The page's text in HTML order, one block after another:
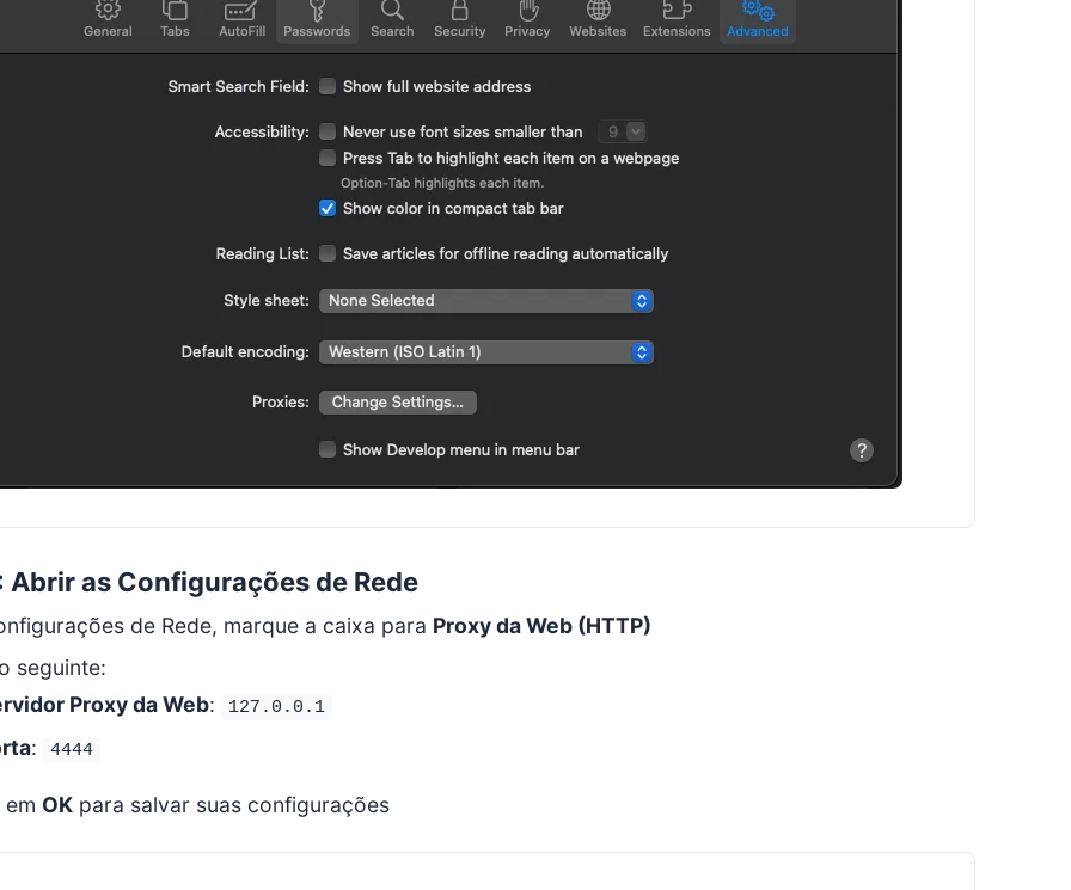
Abrir as Configurações de Rede
de Rede, marque a caixa para Proxy da Web (HTTP)
seguinte:
Proxy da Web: 127.0.0.1
: 4444
em OK para salvar suas configurações